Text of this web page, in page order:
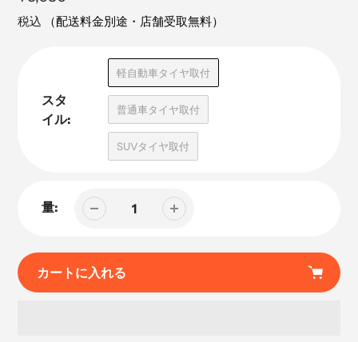
の
価
税込 （配送料金別途・店舗受取無料）
スタ
イル:
軽自動車タイヤ取付
普通車タイヤ取付
SUVタイヤ取付
量:
カートに入れる